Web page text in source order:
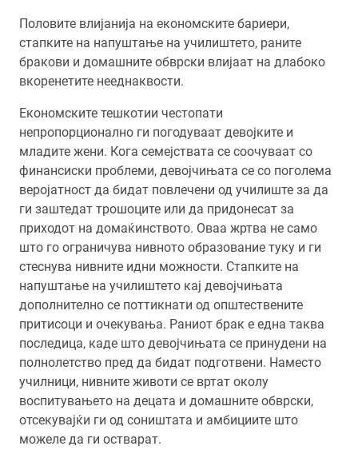
Половите влијанија на економските бариери,
стапките на напуштање на училиштето, раните
бракови и домашните обврски влијаат на длабоко
вкоренетите нееднаквости.
Економските тешкотии честопати
непропорционално ги погодуваат девојките и
младите жени. Кога семејствата се соочуваат со
финансиски проблеми, девојчињата се со поголема
веројатност да бидат повлечени од училиште за да
ги заштедат трошоците или да придонесат за
приходот на домаќинството. Оваа жртва не само
што го ограничува нивното образование туку и ги
стеснува нивните идни можности. Стапките на
напуштање на училиштето кај девојчињата
дополнително се поттикнати од општествените
притисоци и очекувања. Раниот брак е една таква
последица, каде што девојчињата се принудени на
полнолетство пред да бидат подготвени. Наместо
училници, нивните животи се вртат околу
воспитувањето на децата и домашните обврски,
отсекувајќи ги од соништата и амбициите што
можеле да ги остварат.